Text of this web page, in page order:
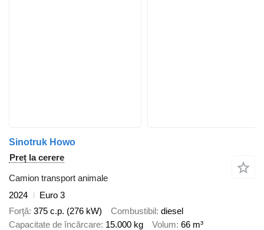
Sinotruk Howo
Preț la cerere
Camion transport animale
2024
Euro 3
Forţă 375 c.p. (276 kW) Combustibil diesel
Capacitate de încărcare 15.000 kg Volum 66 m³